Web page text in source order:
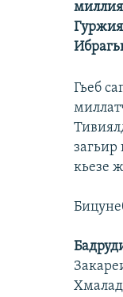
Гьеб
загьир
кьезе